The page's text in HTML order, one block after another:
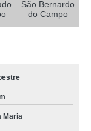
São Bernardo
do Campo
Maria